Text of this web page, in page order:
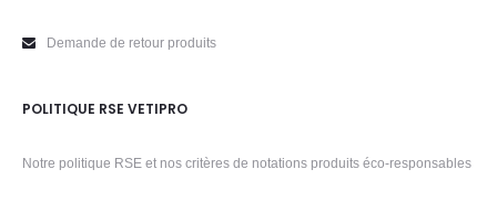
Demande de retour produits
POLITIQUE RSE VETIPRO
Notre politique RSE et nos critères de notations produits éco-responsables